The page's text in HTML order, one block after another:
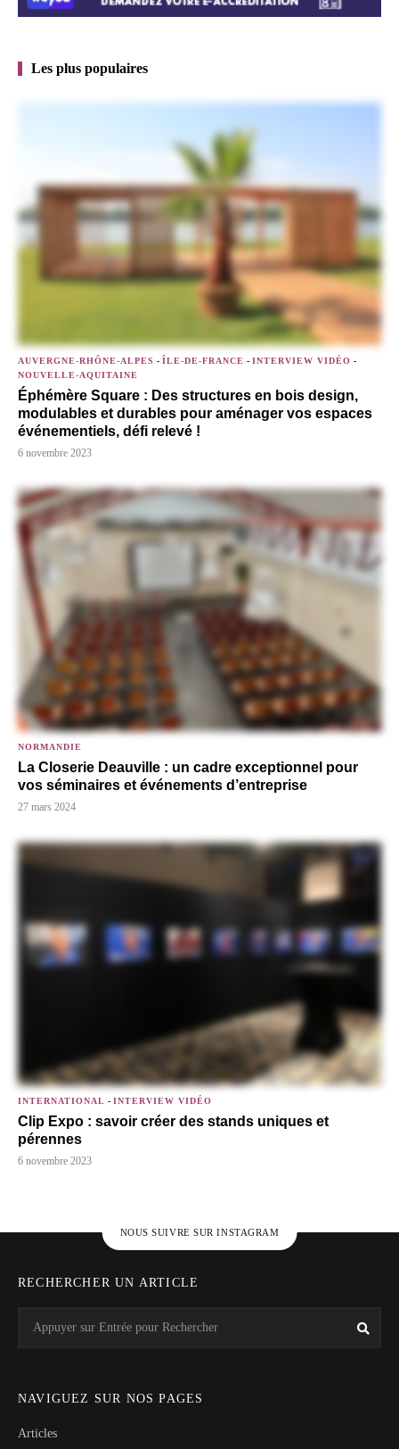
Les plus populaires
AUVERGNE-RHÔNE-ALPES - ÎLE-DE-FRANCE - INTERVIEW VIDÉO -
NOUVELLE-AQUITAINE
Éphémère Square : Des structures en bois design,
modulables et durables pour aménager vos espaces
événementiels, défi relevé !
6 novembre 2023
NORMANDIE
La Closerie Deauville : un cadre exceptionnel pour
vos séminaires et événements d’entreprise
27 mars 2024
INTERNATIONAL - INTERVIEW VIDÉO
Clip Expo : savoir créer des stands uniques et
pérennes
6 novembre 2023
NOUS SUIVRE SUR INSTAGRAM
RECHERCHER UN ARTICLE
for:
NAVIGUEZ SUR NOS PAGES
Articles